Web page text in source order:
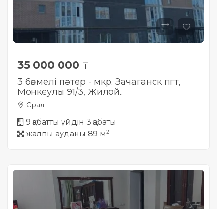
35 000 000 ₸
3 бөлмелі пәтер - мкр. Зачаганск пгт,
Монкеулы 91/3, Жилой..
Орал
9 қабатты үйдін 3 қабаты
жалпы ауданы 89 м2